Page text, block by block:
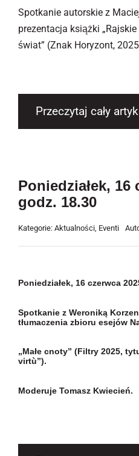
Spotkanie autorskie z
prezentacja książki
świat” (Znak Horyzont,
Przeczytaj cały
Poniedziałek, 16
godz. 18.30
Kategorie: Aktualności, Eventi
Poniedziałek, 16 czerwca
Spotkanie z Weroniką
tłumaczenia zbioru esejów
„Małe cnoty” (Filtry 2025,
virtù”).
Moderuje Tomasz Kwiecień.